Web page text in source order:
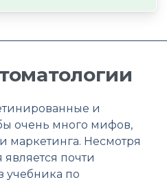
и
очень много мифов,
Несмотря
является почти
по